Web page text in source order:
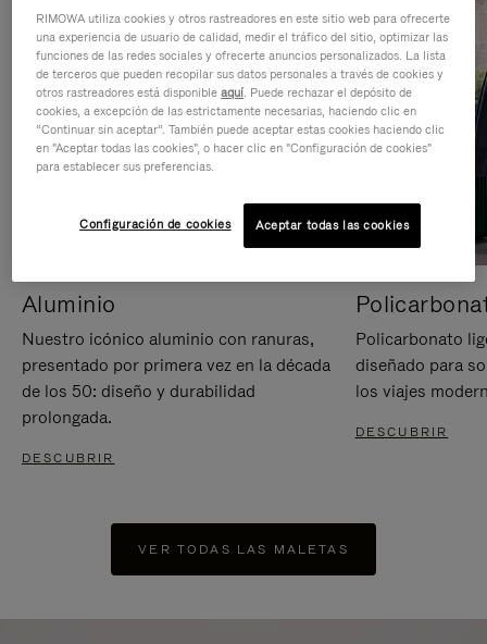
Aluminio
Nuestro icónico aluminio con ranuras,
presentado por primera vez en la década
de los 50: diseño y durabilidad
prolongada.
DESCUBRIR
Policarbonato
diseñado para
los viajes
DESCUBRIR
VER TODAS LAS MALETAS
RIMOWA utiliza cookies y otros rastreadores en este sitio web para ofrecerte
una experiencia de usuario de calidad, medir el tráfico del sitio, optimizar las
funciones de las redes sociales y ofrecerte anuncios personalizados. La lista
de terceros que pueden recopilar sus datos personales a través de cookies y
otros rastreadores está disponibleaquí. Puede rechazar el depósito de
cookies, a excepción de las estrictamente necesarias, haciendo clic en
“Continuar sin aceptar”. También puede aceptar estas cookies haciendo clic
en "Aceptar todas las cookies", o hacer clic en "Configuración de cookies"
para establecer sus preferencias.
Configuración de cookies Aceptar todas las cookies